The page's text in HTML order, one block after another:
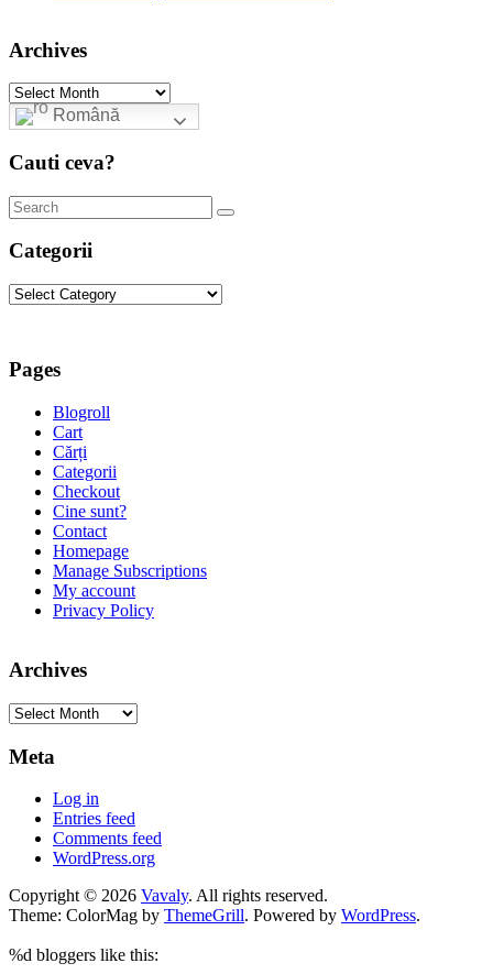
Archives
Archives
Română
Cauti ceva?
Categorii
Categorii
Pages
Blogroll
Cart
Cărți
Categorii
Checkout
Cine sunt?
Contact
Homepage
Manage Subscriptions
My account
Privacy Policy
Archives
Archives
Meta
Log in
Entries feed
Comments feed
WordPress.org
Copyright © 2026 Vavaly. All rights reserved.
Theme: ColorMag by ThemeGrill. Powered by WordPress.
%d bloggers like this: